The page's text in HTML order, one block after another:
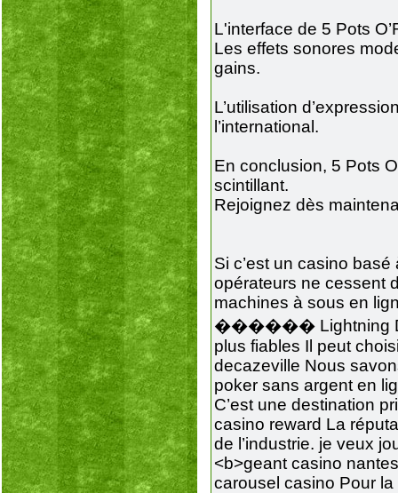
L'interface de 5 Pots
Les effets sonores
gains.
L’utilisation
l’international.
En conclusion, 5 Pots
scintillant.
Rejoignez dès
Si c’est un casino
opérateurs ne cessent
machines à sous en
������ Lightning
plus fiables Il peut
decazeville Nous
poker sans argent en
C’est une destination
casino reward La
de l’industrie. je veux
<b>geant casino
carousel casino Pour la